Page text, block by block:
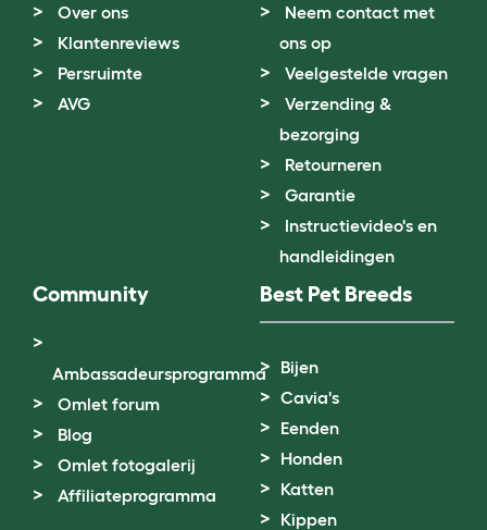
Over ons
Klantenreviews
Persruimte
AVG
Neem contact met
ons op
Veelgestelde vragen
Verzending &
bezorging
Retourneren
Garantie
Instructievideo's en
handleidingen
Community
Ambassadeursprogramma
Omlet forum
Blog
Omlet fotogalerij
Affiliateprogramma
Best Pet Breeds
Bijen
Cavia's
Eenden
Honden
Katten
Kippen